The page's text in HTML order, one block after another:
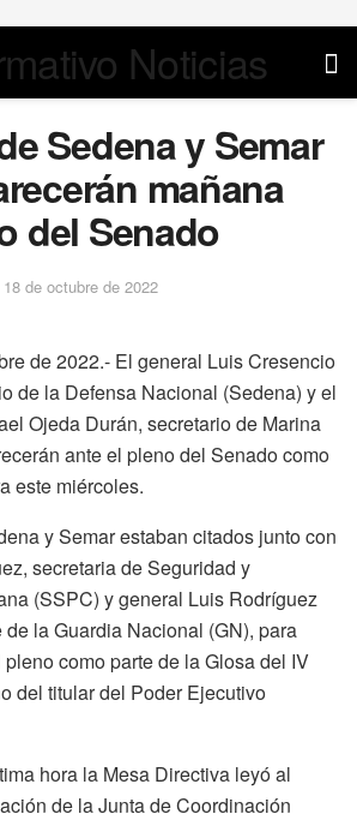
Sedena y Semar
mañana
del Senado
18 de octubre de 2022
de 2022.- El general Luis Cresencio
de la Defensa Nacional (Sedena) y el
Ojeda Durán, secretario de Marina
ante el pleno del Senado como
este miércoles.
y Semar estaban citados junto con
secretaria de Seguridad y
(SSPC) y general Luis Rodríguez
la Guardia Nacional (GN), para
como parte de la Glosa del IV
del titular del Poder Ejecutivo
hora la Mesa Directiva leyó al
de la Junta de Coordinación